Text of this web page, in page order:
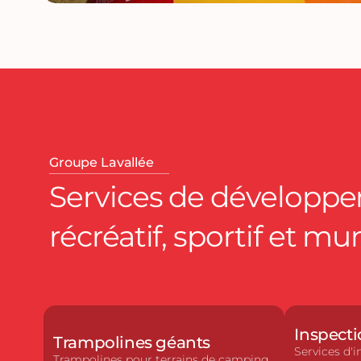
Groupe Lavallée
Services de
récréatif, sportif et
Trampolines géants
Services